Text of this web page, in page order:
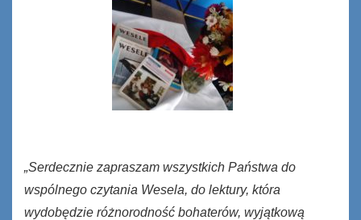
„Serdecznie zapraszam wszystkich Państwa do
wspólnego czytania Wesela, do lektury, która
wydobędzie różnorodność bohaterów, wyjątkową